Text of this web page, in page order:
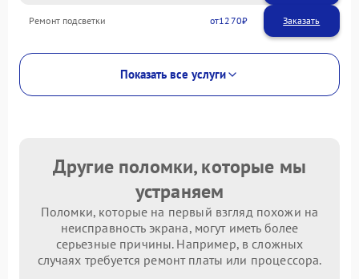
Ремонт подсветки 1270
Показать все услуги
Другие поломки, которые мы
устраняем
Поломки, которые на первый взгляд похожи на
неисправность экрана, могут иметь более
серьезные причины. Например, в сложных
случаях требуется ремонт платы или процессора.